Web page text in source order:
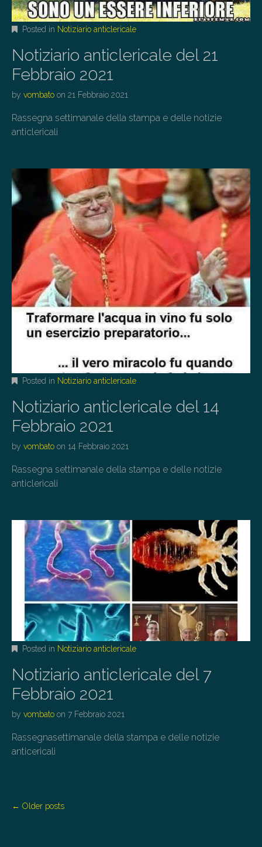
Posted in Notiziario anticlericale
Notiziario anticlericale del 21
Febbraio 2021
by vombato on 21 Febbraio 2021
Rassegna settimanale della stampa e delle notizie
anticlericali
Posted in Notiziario anticlericale
Notiziario anticlericale del 14
Febbraio 2021
by vombato on 14 Febbraio 2021
Rassegna settimanale della stampa e delle notizie
anticlericali
Posted in Notiziario anticlericale
Notiziario anticlericale del 7
Febbraio 2021
by vombato on 7 Febbraio 2021
Rassegnasettimanale della stampa e delle notizie
anticericali
P
← Older posts